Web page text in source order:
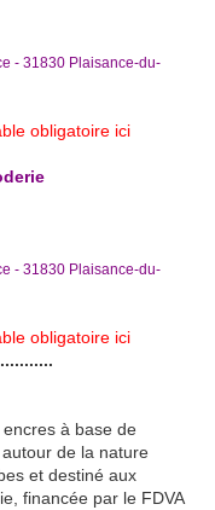
- 31830 Plaisance-du-
obligatoire ici
- 31830 Plaisance-du-
obligatoire ici
à base de
de la nature
et destiné aux
financée par le FDVA